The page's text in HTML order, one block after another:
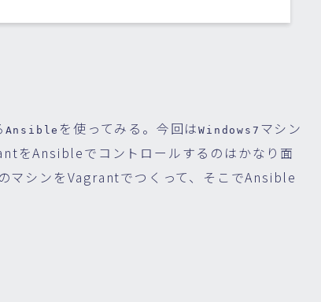
Ansible を使ってみる。今回はWindows7 マシン
をAnsibleでコントロールするのはかなり面
マシンをVagrantでつくって、そこでAnsible